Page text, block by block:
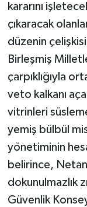
kararını
çıkaracak
düzenin
Birleşmiş
çarpıklığıyla
veto kalkanı
vitrinleri
yemiş bülbül
yönetiminin
belirince,
dokunulmazlık
Güvenlik